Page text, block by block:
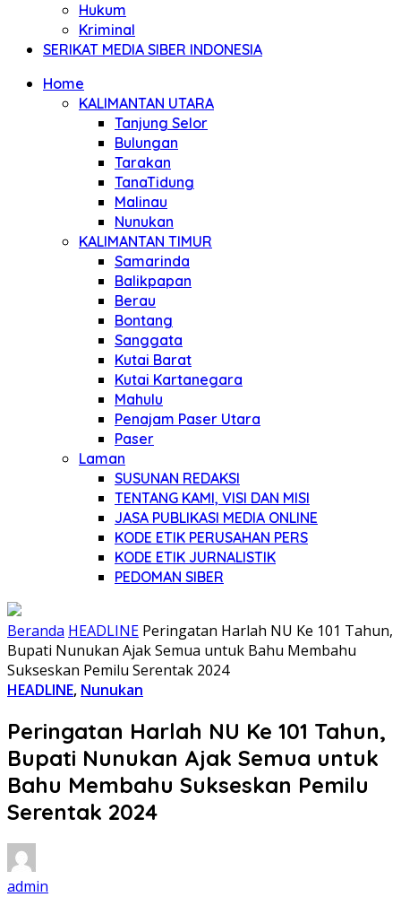
Hukum
Kriminal
SERIKAT MEDIA SIBER INDONESIA
Home
KALIMANTAN UTARA
Tanjung Selor
Bulungan
Tarakan
TanaTidung
Malinau
Nunukan
KALIMANTAN TIMUR
Samarinda
Balikpapan
Berau
Bontang
Sanggata
Kutai Barat
Kutai Kartanegara
Mahulu
Penajam Paser Utara
Paser
Laman
SUSUNAN REDAKSI
TENTANG KAMI, VISI DAN MISI
JASA PUBLIKASI MEDIA ONLINE
KODE ETIK PERUSAHAN PERS
KODE ETIK JURNALISTIK
PEDOMAN SIBER
Beranda HEADLINE Peringatan Harlah NU Ke 101 Tahun,
Bupati Nunukan Ajak Semua untuk Bahu Membahu
Sukseskan Pemilu Serentak 2024
HEADLINE, Nunukan
Peringatan Harlah NU Ke 101 Tahun,
Bupati Nunukan Ajak Semua untuk
Bahu Membahu Sukseskan Pemilu
Serentak 2024
admin